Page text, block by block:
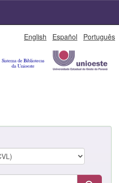
English Español Português